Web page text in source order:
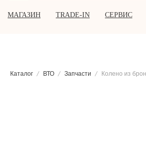
МАГАЗИН TRADE-IN СЕРВИС
Каталог ВТО Запчасти